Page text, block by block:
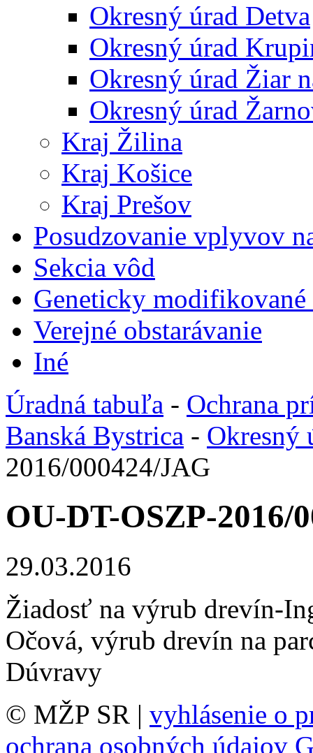
Okresný úrad Detva
Okresný úrad
Okresný úrad Žiar
Okresný úrad
Kraj Žilina
Kraj Košice
Kraj Prešov
Posudzovanie vplyvov
Sekcia vôd
Geneticky
Verejné obstarávanie
Iné
Úradná tabuľa - Ochrana
Banská Bystrica - Okresný
2016/000424/JAG
OU-DT-OSZP-2016/
29.03.2016
Žiadosť na výrub drevín-
Očová, výrub drevín na
Dúvravy
© MŽP SR | vyhlásenie o
ochrana osobných údajov